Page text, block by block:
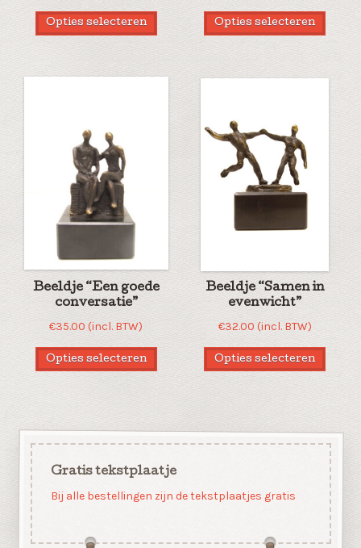
Opties selecteren Opties selecteren
Beeldje “Een goede
conversatie”
€35.00 (incl. BTW)
Opties selecteren
Beeldje “Samen in
evenwicht”
€32.00 (incl. BTW)
Opties selecteren
Gratis tekstplaatje
Bij alle bestellingen zijn de tekstplaatjes gratis